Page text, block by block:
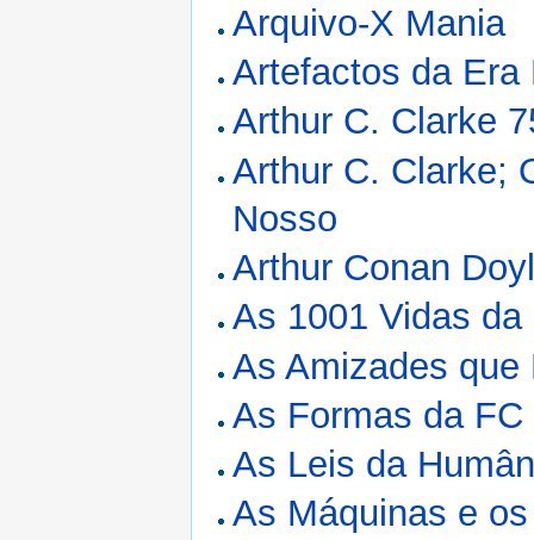
Arquivo-X Mania
Artefactos da Era
Arthur C. Clarke
Arthur C. Clarke;
Nosso
Arthur Conan
As 1001 Vidas da
As Amizades que
As Formas da FC
As Leis da
As Máquinas e